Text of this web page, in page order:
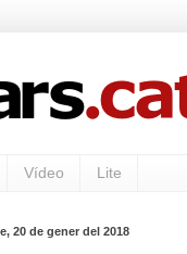
Vídeo Lite
20 de gener del 2018